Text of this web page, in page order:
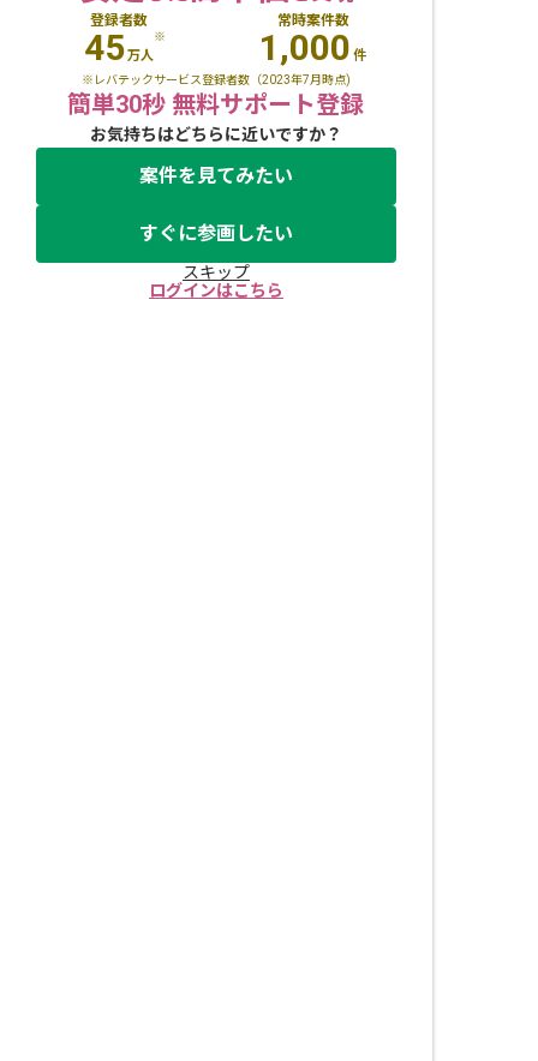
登録者数
45万人
※
常時案件数
1,000 件
※レバテックサービス登録者数（2023年7月時点)
簡単30秒 無料サポート登録
お気持ちはどちらに近いですか？
案件を見てみたい
すぐに参画したい
スキップ
ログインはこちら